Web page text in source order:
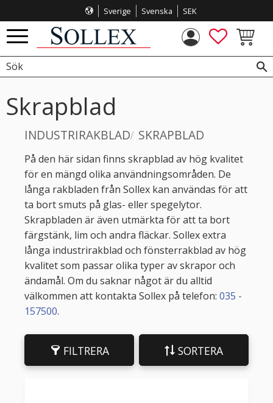
Meny
Sverige Svenska SEK
FAVORITER
Skrapblad
INDUSTRIRAKBLAD SKRAPBLAD
På den här sidan finns skrapblad av hög kvalitet
för en mängd olika användningsområden. De
långa rakbladen från Sollex kan användas för att
ta bort smuts på glas- eller spegelytor.
Skrapbladen är även utmärkta för att ta bort
färgstänk, lim och andra fläckar. Sollex extra
långa industrirakblad och fönsterrakblad av hög
kvalitet som passar olika typer av skrapor och
ändamål. Om du saknar något är du alltid
välkommen att kontakta Sollex på telefon: 035 -
157500.
FILTRERA SORTERA